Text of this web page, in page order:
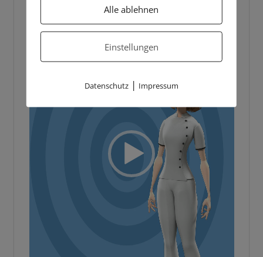
Alle ablehnen
Einstellungen
Datenschutz| Impressum